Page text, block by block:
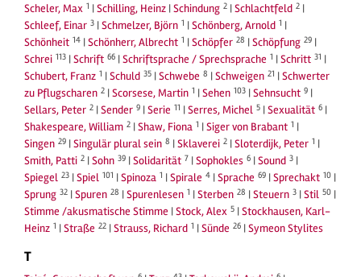
Scheler, Max 1 |Schilling, Heinz |Schindung 2 |Schlachtfeld 2 |
Schleef, Einar 3 |Schmelzer, Björn 1 |Schönberg, Arnold 1 |
Schönheit 14 |Schönherr, Albrecht 1 |Schöpfer 28 |Schöpfung 29 |
Schrei 113 |Schrift 66 |Schriftsprache / Sprechsprache 1 |Schritt 31 |
Schubert, Franz 1 |Schuld 35 |Schwebe 8 |Schweigen 21 |Schwerter
zu Pflugscharen 2 |Scorsese, Martin 1 |Sehen 103 |Sehnsucht 9 |
Sellars, Peter 2 |Sender 9 |Serie 11 |Serres, Michel 5 |Sexualität 6 |
Shakespeare, William 2 |Shaw, Fiona 1 |Siger von Brabant 1 |
Singen 29 |Singulär plural sein 8 |Sklaverei 2 |Sloterdijk, Peter 1 |
Smith, Patti 2 |Sohn 39 |Solidarität 7 |Sophokles 6 |Sound 3 |
Spiegel 23 |Spiel 101 |Spinoza 1 |Spirale 4 |Sprache 69 |Sprechakt 10 |
Sprung 32 |Spuren 28 |Spurenlesen 1 |Sterben 28 |Steuern 3 |Stil 50 |
Stimme /akusmatische Stimme |Stock, Alex 5 |Stockhausen, Karl-
Heinz 1 |Straße 22 |Strauss, Richard 1 |Sünde 26 |Symeon Stylites
T